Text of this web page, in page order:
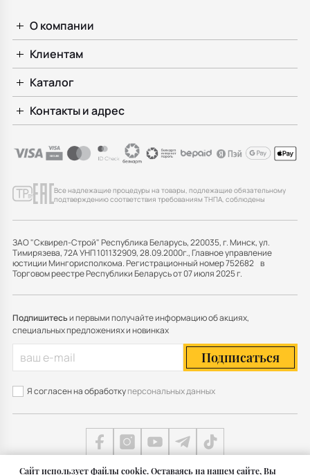
Cайт использует файлы cookie. Оставаясь на нашем сайте, Вы
О компании
Клиентам
Каталог
Контакты и адрес
Все надлежащие процедуры на товары, подлежащие обязательному
подтверждению соответствия требованиям ТНПА, соблюдены
ЗАО "Сквирел-Строй" Республика Беларусь, 220035, г. Минск, ул.
Тимирязева, 72А УНП 101132909, 28.09.2000г., Главное управление
юстиции Мингорисполкома. Регистрационный номер 752682 в
Торговом реестре Республики Беларусь от 07 июля 2025 г.
Подпишитесьи первыми получайте информацию об акциях,
специальных предложениях и новинках
Подписаться
Я согласен на обработкуперсональных данных